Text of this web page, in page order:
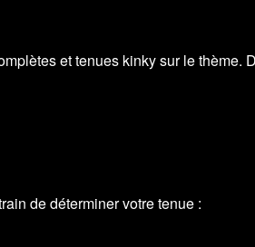
et tenues kinky sur le thème.
de déterminer votre tenue :